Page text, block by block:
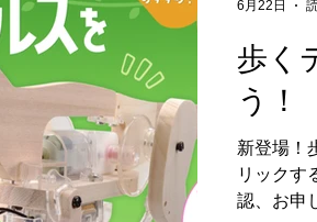
歩く
う！
新登場！
リックす
認、お申
6月22日